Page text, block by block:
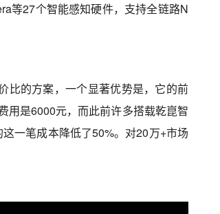
等27个智能感知硬件，支持全链路N
比的方案，一个显著优势是，它的前
用是6000元，而此前许多搭载乾崑智
一笔成本降低了50%。对20万+市场